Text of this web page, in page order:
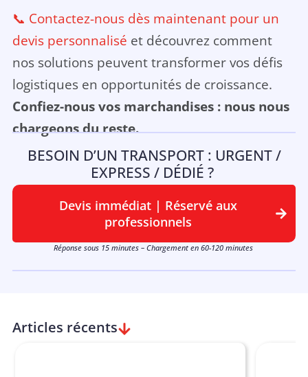
📞 Contactez-nous dès maintenant pour un
devis personnalisé et découvrez comment
nos solutions peuvent transformer vos défis
logistiques en opportunités de croissance.
Confiez-nous vos marchandises : nous nous
chargeons du reste.
BESOIN D’UN TRANSPORT : URGENT /
EXPRESS / DÉDIÉ ?
Devis immédiat | Réservé aux
professionnels
Réponse sous 15 minutes – Chargement en 60-120 minutes
Articles récents